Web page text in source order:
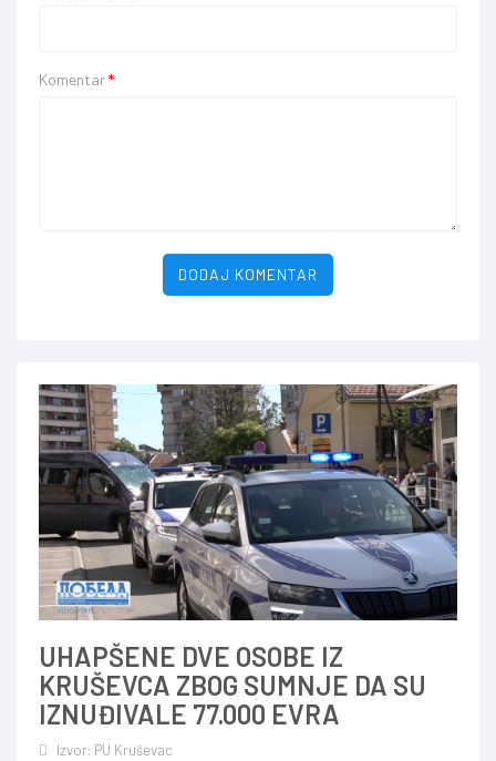
Komentar*
DODAJ KOMENTAR
UHAPŠENE DVE OSOBE IZ
KRUŠEVCA ZBOG SUMNJE DA SU
IZNUĐIVALE 77.000 EVRA
Izvor: PU Kruševac